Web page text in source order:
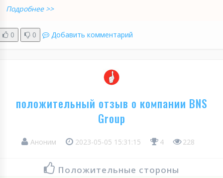
Подробнее >>
0 0 Добавить комментарий
положительный отзыв о компании BNS
Group
Аноним 2023-05-05 15:31:15 4 228
Положительные стороны